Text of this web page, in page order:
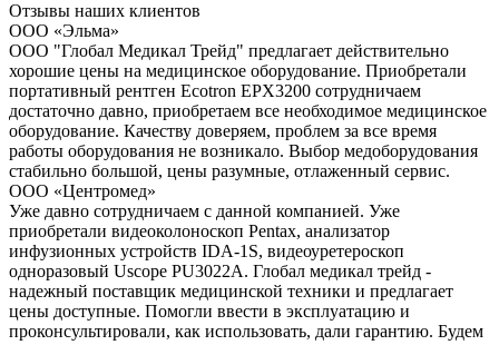
Отзывы наших клиентов
ООО «Эльма»
ООО "Глобал Медикал Трейд" предлагает действительно
хорошие цены на медицинское оборудование. Приобретали
портативный рентген Ecotron EPX3200 сотрудничаем
достаточно давно, приобретаем все необходимое медицинское
оборудование. Качеству доверяем, проблем за все время
работы оборудования не возникало. Выбор медоборудования
стабильно большой, цены разумные, отлаженный сервис.
ООО «Центромед»
Уже давно сотрудничаем с данной компанией. Уже
приобретали видеоколоноскоп Pentax, анализатор
инфузионных устройств IDA-1S, видеоуретероскоп
одноразовый Uscope PU3022A. Глобал медикал трейд -
надежный поставщик медицинской техники и предлагает
цены доступные. Помогли ввести в эксплуатацию и
проконсультировали, как использовать, дали гарантию. Будем